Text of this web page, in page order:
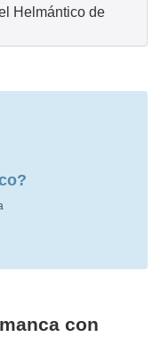
Helmántico de
con